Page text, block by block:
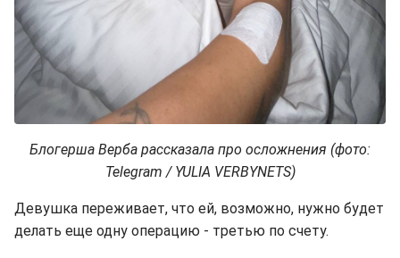
Блогерша Верба рассказала про осложнения (фото:
Telegram / YULIA VERBYNETS)
Девушка переживает, что ей, возможно, нужно будет
делать еще одну операцию - третью по счету.